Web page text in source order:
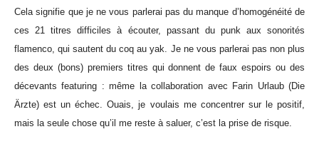
Cela signifie que je ne vous parlerai pas du manque d’homogénéité de
ces 21 titres difficiles à écouter, passant du punk aux sonorités
flamenco, qui sautent du coq au yak. Je ne vous parlerai pas non plus
des deux (bons) premiers titres qui donnent de faux espoirs ou des
décevants featuring : même la collaboration avec Farin Urlaub (Die
Ärzte) est un échec. Ouais, je voulais me concentrer sur le positif,
mais la seule chose qu’il me reste à saluer, c’est la prise de risque.